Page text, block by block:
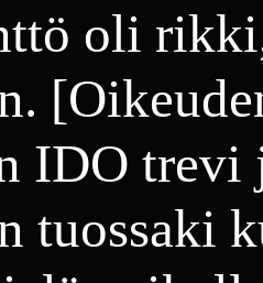
oli
IDO
tuossaki